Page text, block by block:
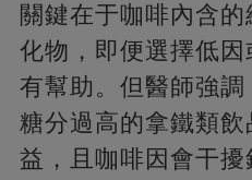
關鍵在于咖啡內含
化物，即便選擇低
有幫助。但醫師強調
糖分過高的拿鐵類
益，且咖啡因會干